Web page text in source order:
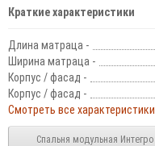
Краткие характеристики
Длина матраца -
Ширина матраца -
Корпус / фасад -
Корпус / фасад -
Смотреть все характеристики
Спальня модульная Интегро